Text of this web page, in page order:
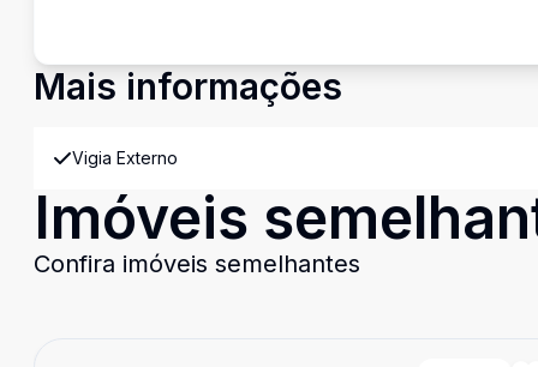
Mais informações
Vigia Externo
Imóveis
Confira imóveis semelhantes